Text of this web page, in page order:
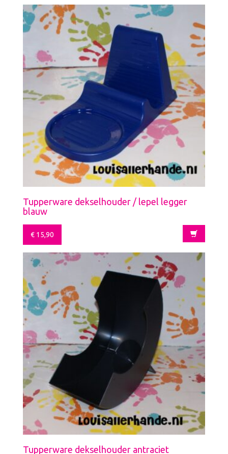
Tupperware dekselhouder / lepel legger
blauw
€ 15,90
Tupperware dekselhouder antraciet